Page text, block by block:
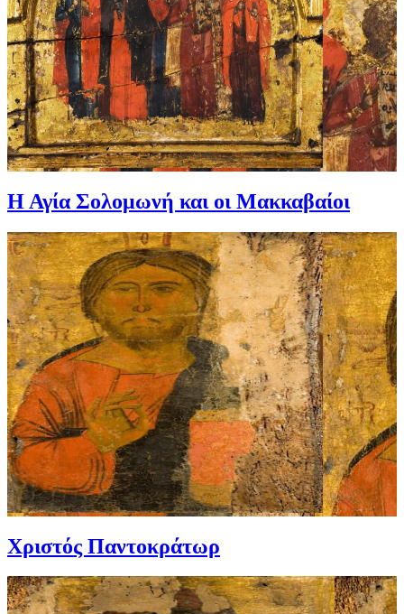
Η Αγία Σολομωνή και οι Μακκαβαίοι
Χριστός Παντοκράτωρ